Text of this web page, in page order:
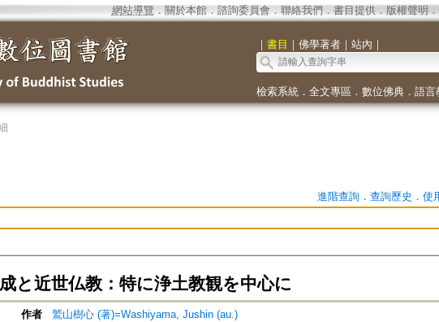
網站導覽 ． 關於本館． 諮詢委員會． 聯絡我們 ． 書目提供． 版權聲明 ．
｜ 書目 ｜ 佛學著者｜ 站內 ｜
檢索系統． 全文專區 ． 數位佛典． 語言
進階查詢． 查詢歷史 ． 使
と近世仏教：特に浄土教観を中心に
作者
鷲山樹心 (著)=Washiyama, Jushin (au.)